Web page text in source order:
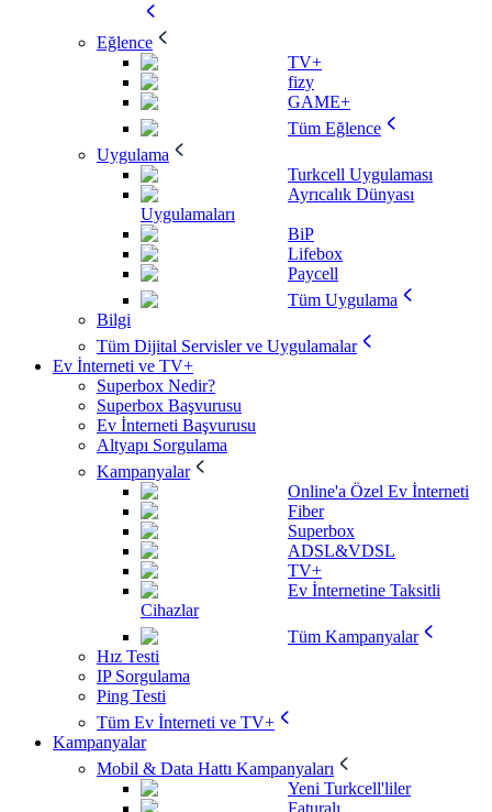
Eğlence
TV+
fizy
GAME+
Tüm Eğlence
Uygulama
Turkcell Uygulaması
Ayrıcalık Dünyası
Uygulamaları
BiP
Lifebox
Paycell
Tüm Uygulama
Bilgi
Tüm Dijital Servisler ve Uygulamalar
Ev İnterneti ve TV+
Superbox Nedir?
Superbox Başvurusu
Ev İnterneti Başvurusu
Altyapı Sorgulama
Kampanyalar
Online'a Özel Ev İnterneti
Fiber
Superbox
ADSL&VDSL
TV+
Ev İnternetine Taksitli
Cihazlar
Tüm Kampanyalar
Hız Testi
IP Sorgulama
Ping Testi
Tüm Ev İnterneti ve TV+
Kampanyalar
Mobil & Data Hattı Kampanyaları
Yeni Turkcell'liler
Faturalı